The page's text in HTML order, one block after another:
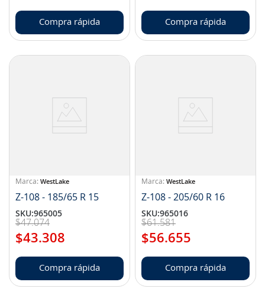
Compra rápida Compra rápida
WestLake
Z-108 - 185/65 R 15
SKU:965005
$47.074
$43.308
Compra rápida
WestLake
Z-108 - 205/60 R 16
SKU:965016
$61.581
$56.655
Compra rápida